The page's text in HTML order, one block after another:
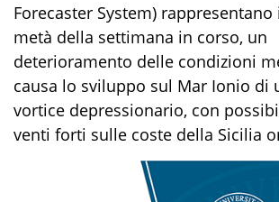
Forecaster System)
metà della settimana in corso, un
deterioramento delle condizioni
causa lo sviluppo sul Mar Ionio di
vortice depressionario, con
venti forti sulle coste della Sicilia